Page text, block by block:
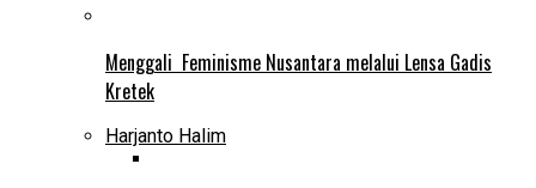
Menggali Feminisme Nusantara melalui Lensa Gadis
Kretek
Harjanto Halim